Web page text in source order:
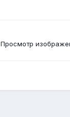
Просмотр